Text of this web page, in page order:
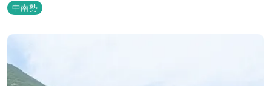
分。絶景に囲まれた水上アクティビティも満喫したい方へ。
中南勢